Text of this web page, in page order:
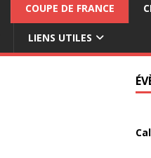
COUPE DE FRANCE
LIENS UTILES